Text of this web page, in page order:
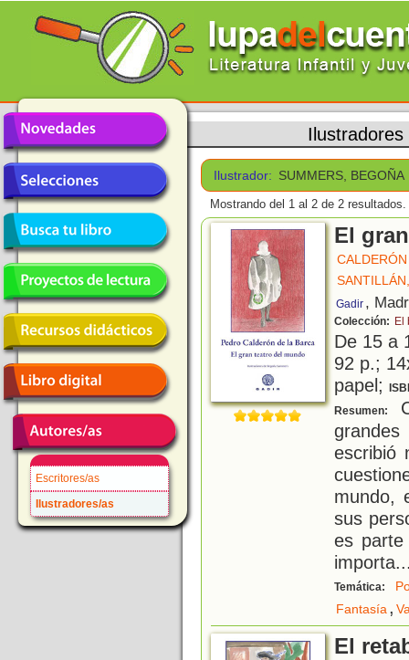
Escritores/as
Ilustradores/as
Ilustradores
Ilustrador: SUMMERS, BEGOÑA
Mostrando del 1 al 2 de 2 resultados.
El
Gadir ,
Colección: El
De 15 a
92 p.;
papel;
Resumen:
escribió
mundo,
sus
es
importa
Temática:
Fantasía,
El